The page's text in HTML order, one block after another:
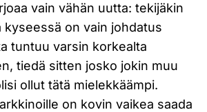
vain vähän uutta: tekijäkin
kyseessä on vain johdatus
tuntuu varsin korkealta
tiedä sitten josko jokin muu
ollut tätä mielekkäämpi.
on kovin vaikea saada